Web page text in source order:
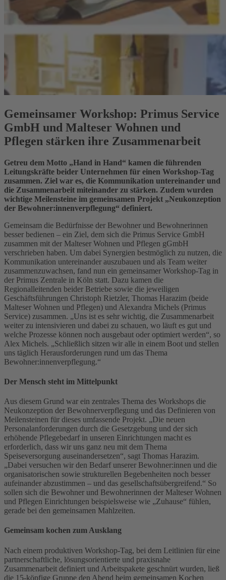
Gemeinsamer Workshop: Primus Service
GmbH und Malteser Wohnen und
Pflegen stärken ihre Zusammenarbeit
Getreu dem Motto „Hand in Hand“ kamen die führenden
Leitungskräfte beider Unternehmen für einen Workshop-Tag
zusammen. Ziel war es, die Kommunikation untereinander und
die Zusammenarbeit miteinander zu stärken. Zudem wurden
wichtige Meilensteine im gemeinsamen Projekt „Neukonzeption
der Bewohner:innenverpflegung“ definiert.
Gemeinsam die Bedürfnisse der Bewohner und Bewohnerinnen
besser bedienen – ein Ziel, dem sich die Primus Service GmbH
zusammen mit der Malteser Wohnen und Pflegen gGmbH
verschrieben haben. Um dabei Synergien bestmöglich zu nutzen, die
Kommunikation untereinander auszubauen und als Team weiter
zusammenzuwachsen, fand nun ein gemeinsamer Workshop-Tag in
der Primus Zentrale in Köln statt. Dazu kamen die
Regionalleitenden beider Betriebe sowie die jeweiligen
Geschäftsführungen Christoph Rietzler, Thomas Harazim (beide
Malteser Wohnen und Pflegen) und Alexandra Michels (Primus
Service) zusammen. „Uns ist es sehr wichtig, die Zusammenarbeit
weiter zu intensivieren und dabei zu schauen, wo läuft es gut und
welche Prozesse können noch ausgebaut oder optimiert werden“, so
Alex Michels. „Schließlich sitzen wir alle in einem Boot und stellen
uns täglich Herausforderungen rund um das Thema
Bewohner:innenverpflegung.“
Der Mensch steht im Mittelpunkt
Aus diesem Grund war ein zentrales Thema des Workshops die
Neukonzeption der Bewohnerverpflegung und das Definieren von
Meilensteinen für dieses umfassende Projekt. „Die neuen
Personalanforderungen durch die Gesetzgebung und der sich
erhöhende Pflegebedarf in unseren Einrichtungen macht es
erforderlich, dass wir uns ganz neu mit dem Thema
Speiseversorgung auseinandersetzen“, sagt Thomas Harazim.
„Dabei versuchen wir den Bedarf unserer Bewohner:innen und die
organisatorischen sowie strukturellen Begebenheiten noch besser
aufeinander abzustimmen – und das gesellschaftsübergreifend.“ So
sollen sich die Bewohner und Bewohnerinnen der Malteser Wohnen
und Pflegen Einrichtungen beispielsweise wie „Zuhause“ fühlen,
gerade bei den gemeinsamen Mahlzeiten.
Gemeinsam kochen zum Ausklang
Nach einem produktiven Workshop-Tag, bei dem Leitlinien für eine
partnerschaftliche, lösungsorientierte und praxisnahe
Zusammenarbeit definiert und Arbeitspakete geschnürt wurden, ließ
die 15-köpfige Gruppe den Abend beim gemeinsamen Kochen